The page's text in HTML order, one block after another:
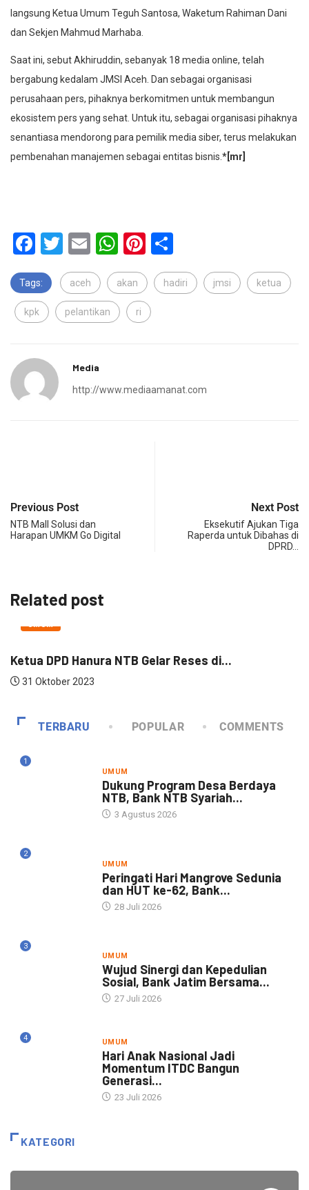
langsung Ketua Umum Teguh Santosa, Waketum Rahiman Dani
dan Sekjen Mahmud Marhaba.
Saat ini, sebut Akhiruddin, sebanyak 18 media online, telah
bergabung kedalam JMSI Aceh. Dan sebagai organisasi
perusahaan pers, pihaknya berkomitmen untuk membangun
ekosistem pers yang sehat. Untuk itu, sebagai organisasi pihaknya
senantiasa mendorong para pemilik media siber, terus melakukan
pembenahan manajemen sebagai entitas bisnis. *[mr]
Facebook
Twitter
EmailWhatsApp
Pinterest
Tags: aceh akan hadiri jmsi ketua
kpk pelantikan ri
Media
http://www.mediaamanat.com
Previous Post
NTB Mall Solusi dan
Harapan UMKM Go Digital
Next Post
Eksekutif Ajukan Tiga
Raperda untuk Dibahas di
DPRD…
Related post
UMUM
Ketua DPD Hanura NTB Gelar Reses di...
31 Oktober 2023
TERBARU POPULAR COMMENTS
1
UMUM
Dukung Program Desa Berdaya
NTB, Bank NTB Syariah...
3 Agustus 2026
2
UMUM
Peringati Hari Mangrove Sedunia
dan HUT ke-62, Bank...
28 Juli 2026
3
UMUM
Wujud Sinergi dan Kepedulian
Sosial, Bank Jatim Bersama...
27 Juli 2026
4 UMUM
Hari Anak Nasional Jadi
Momentum ITDC Bangun
Generasi...
23 Juli 2026
KATEGORI